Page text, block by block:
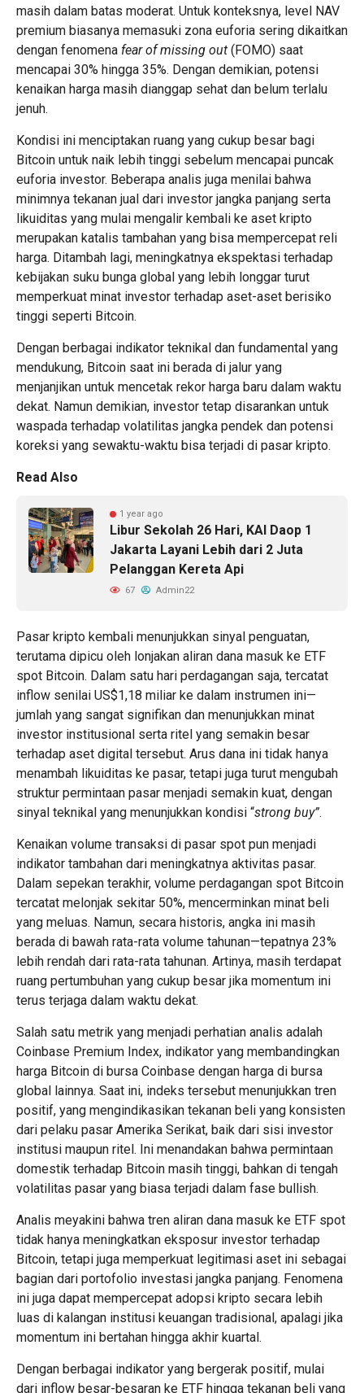
masih dalam batas moderat. Untuk konteksnya, level NAV
premium biasanya memasuki zona euforia sering dikaitkan
dengan fenomena fear of missing out (FOMO) saat
mencapai 30% hingga 35%. Dengan demikian, potensi
kenaikan harga masih dianggap sehat dan belum terlalu
jenuh.
Kondisi ini menciptakan ruang yang cukup besar bagi
Bitcoin untuk naik lebih tinggi sebelum mencapai puncak
euforia investor. Beberapa analis juga menilai bahwa
minimnya tekanan jual dari investor jangka panjang serta
likuiditas yang mulai mengalir kembali ke aset kripto
merupakan katalis tambahan yang bisa mempercepat reli
harga. Ditambah lagi, meningkatnya ekspektasi terhadap
kebijakan suku bunga global yang lebih longgar turut
memperkuat minat investor terhadap aset-aset berisiko
tinggi seperti Bitcoin.
Dengan berbagai indikator teknikal dan fundamental yang
mendukung, Bitcoin saat ini berada di jalur yang
menjanjikan untuk mencetak rekor harga baru dalam waktu
dekat. Namun demikian, investor tetap disarankan untuk
waspada terhadap volatilitas jangka pendek dan potensi
koreksi yang sewaktu-waktu bisa terjadi di pasar kripto.
Read Also
1 year ago
Libur Sekolah 26 Hari, KAI Daop 1
Jakarta Layani Lebih dari 2 Juta
Pelanggan Kereta Api
67 Admin22
Pasar kripto kembali menunjukkan sinyal penguatan,
terutama dipicu oleh lonjakan aliran dana masuk ke ETF
spot Bitcoin. Dalam satu hari perdagangan saja, tercatat
inflow senilai US$1,18 miliar ke dalam instrumen ini—
jumlah yang sangat signifikan dan menunjukkan minat
investor institusional serta ritel yang semakin besar
terhadap aset digital tersebut. Arus dana ini tidak hanya
menambah likuiditas ke pasar, tetapi juga turut mengubah
struktur permintaan pasar menjadi semakin kuat, dengan
sinyal teknikal yang menunjukkan kondisi “strong buy”.
Kenaikan volume transaksi di pasar spot pun menjadi
indikator tambahan dari meningkatnya aktivitas pasar.
Dalam sepekan terakhir, volume perdagangan spot Bitcoin
tercatat melonjak sekitar 50%, mencerminkan minat beli
yang meluas. Namun, secara historis, angka ini masih
berada di bawah rata-rata volume tahunan—tepatnya 23%
lebih rendah dari rata-rata tahunan. Artinya, masih terdapat
ruang pertumbuhan yang cukup besar jika momentum ini
terus terjaga dalam waktu dekat.
Salah satu metrik yang menjadi perhatian analis adalah
Coinbase Premium Index, indikator yang membandingkan
harga Bitcoin di bursa Coinbase dengan harga di bursa
global lainnya. Saat ini, indeks tersebut menunjukkan tren
positif, yang mengindikasikan tekanan beli yang konsisten
dari pelaku pasar Amerika Serikat, baik dari sisi investor
institusi maupun ritel. Ini menandakan bahwa permintaan
domestik terhadap Bitcoin masih tinggi, bahkan di tengah
volatilitas pasar yang biasa terjadi dalam fase bullish.
Analis meyakini bahwa tren aliran dana masuk ke ETF spot
tidak hanya meningkatkan eksposur investor terhadap
Bitcoin, tetapi juga memperkuat legitimasi aset ini sebagai
bagian dari portofolio investasi jangka panjang. Fenomena
ini juga dapat mempercepat adopsi kripto secara lebih
luas di kalangan institusi keuangan tradisional, apalagi jika
momentum ini bertahan hingga akhir kuartal.
Dengan berbagai indikator yang bergerak positif, mulai
dari inflow besar-besaran ke ETF hingga tekanan beli yang